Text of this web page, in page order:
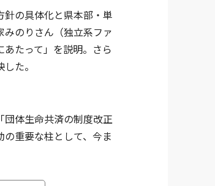
の具体化と県本部・単
のりさん（独立系ファ
たって」を説明。さら
た。
体生命共済の制度改正
重要な柱として、今ま